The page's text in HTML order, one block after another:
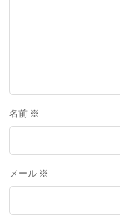
名前 ※
メール ※